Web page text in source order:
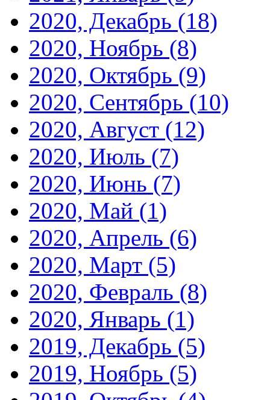
2020, Декабрь (18)
2020, Ноябрь (8)
2020, Октябрь (9)
2020, Сентябрь (10)
2020, Август (12)
2020, Июль (7)
2020, Июнь (7)
2020, Май (1)
2020, Апрель (6)
2020, Март (5)
2020, Февраль (8)
2020, Январь (1)
2019, Декабрь (5)
2019, Ноябрь (5)